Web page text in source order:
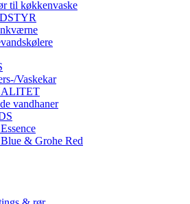
til køkkenvaske
Vaskekar
vandhaner
& Grohe Red